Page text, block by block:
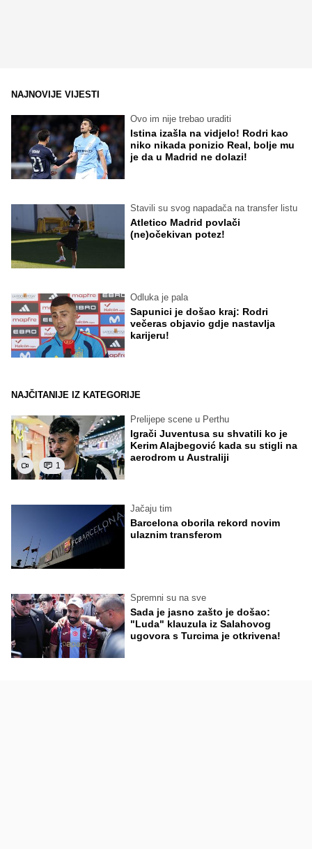
NAJNOVIJE VIJESTI
Ovo im nije trebao uraditi
Istina izašla na vidjelo! Rodri kao
niko nikada ponizio Real, bolje mu
je da u Madrid ne dolazi!
Stavili su svog napadača na transfer listu
Atletico Madrid povlači
(ne)očekivan potez!
Odluka je pala
Sapunici je došao kraj: Rodri
večeras objavio gdje nastavlja
karijeru!
NAJČITANIJE IZ KATEGORIJE
1
Prelijepe scene u Perthu
Igrači Juventusa su shvatili ko je
Kerim Alajbegović kada su stigli na
aerodrom u Australiji
Jačaju tim
Barcelona oborila rekord novim
ulaznim transferom
Spremni su na sve
Sada je jasno zašto je došao:
"Luda" klauzula iz Salahovog
ugovora s Turcima je otkrivena!